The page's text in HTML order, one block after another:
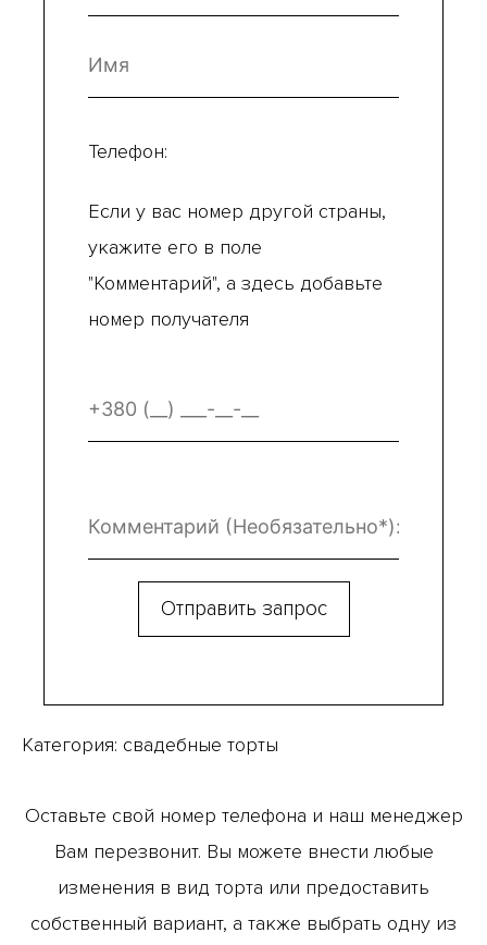
Телефон:
Если у вас номер другой страны,
укажите его в поле
"Комментарий", а здесь добавьте
номер получателя
Категория: свадебные торты
Оставьте свой номер телефона и наш менеджер
Вам перезвонит. Вы можете внести любые
изменения в вид торта или предоставить
собственный вариант, а также выбрать одну из